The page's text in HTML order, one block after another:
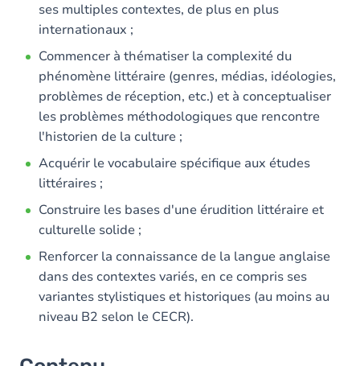
ses multiples contextes, de plus en plus
internationaux ;
Commencer à thématiser la complexité du
phénomène littéraire (genres, médias, idéologies,
problèmes de réception, etc.) et à conceptualiser
les problèmes méthodologiques que rencontre
l'historien de la culture ;
Acquérir le vocabulaire spécifique aux études
littéraires ;
Construire les bases d'une érudition littéraire et
culturelle solide ;
Renforcer la connaissance de la langue anglaise
dans des contextes variés, en ce compris ses
variantes stylistiques et historiques (au moins au
niveau B2 selon le CECR).